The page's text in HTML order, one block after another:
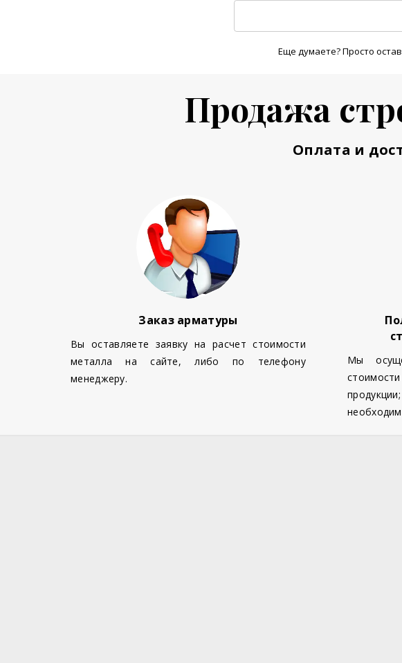
Еще думаете? Просто
Продажа
Оплата и
Заказ арматуры
Вы оставляете заявку на расчет стоимости
металла на сайте, либо по телефону
менеджеру.
Мы